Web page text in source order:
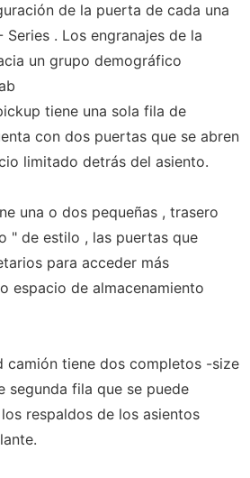
de la puerta de cada una
. Los engranajes de la
un grupo demográfico
tiene una sola fila de
con dos puertas que se abren
limitado detrás del asiento.
una o dos pequeñas , trasero
" de estilo , las puertas que
para acceder más
espacio de almacenamiento
camión tiene dos completos -size
segunda fila que se puede
respaldos de los asientos